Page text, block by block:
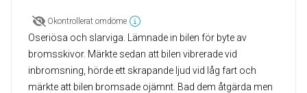
Okontrollerat omdöme
Oseriösa och slarviga. Lämnade in bilen för byte av
bromsskivor. Märkte sedan att bilen vibrerade vid
inbromsning, hörde ett skrapande ljud vid låg fart och
märkte att bilen bromsade ojämnt. Bad dem åtgärda men